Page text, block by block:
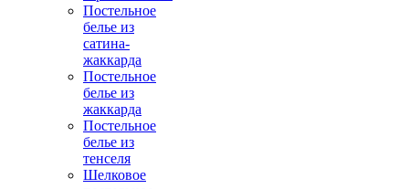
Постельное
белье из
сатина-
жаккарда
Постельное
белье из
жаккарда
Постельное
белье из
тенселя
Шелковое